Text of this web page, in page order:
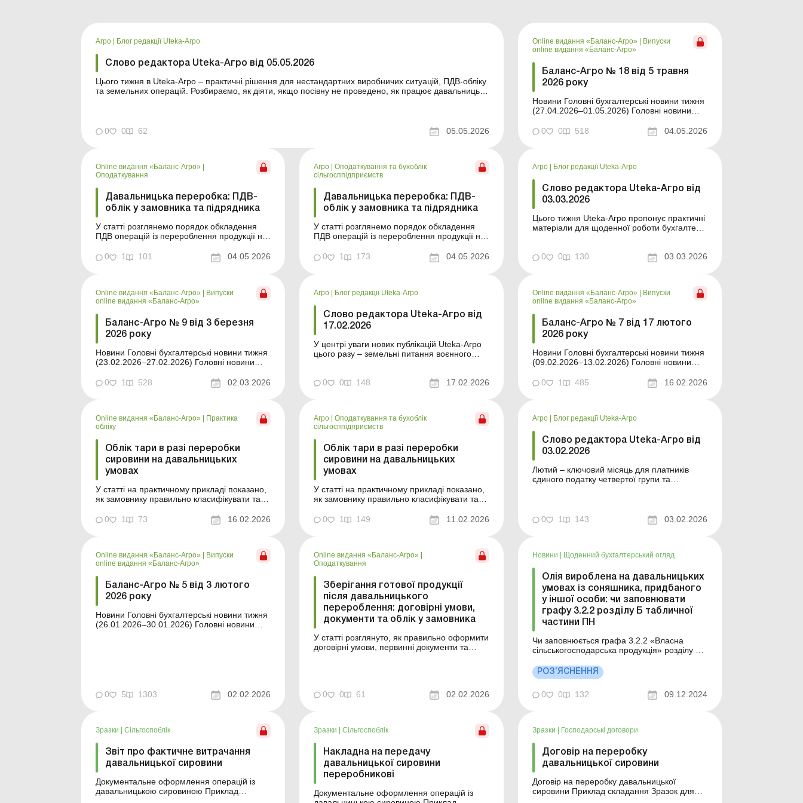
Агро Блог редакції Uteka-Агро
Слово редактора Uteka-Агро від 05.05.2026
Цього тижня в Uteka-Агро – практичні рішення для нестандартних виробничих ситуацій, ПДВ-обліку
та земельних операцій. Розбираємо, як діяти, якщо посівну не проведено, як працює давальницька
0 0 62 05.05.2026
Online видання «Баланс-Агро»
Випуски
online видання «Баланс-Агро»
Баланс-Агро № 18 від 5 травня
2026 року
Новини Головні бухгалтерські новини тижня
(27.04.2026–01.05.2026) Головні новини
оновлюється щодня Зміст номеру Земельні
0 0 518 04.05.2026
Online видання «Баланс-Агро»
Оподаткування
Давальницька переробка: ПДВ-
облік у замовника та підрядника
У статті розглянемо порядок обкладення
ПДВ операцій із перероблення продукції на
від 5 травня 2026 року Операції з
перероблення продукції на давальницьких
аграрному секторі. За давальниць...
0 1 101 04.05.2026
Агро
Оподаткування та бухоблік
сільгосппідприємств
Давальницька переробка: ПДВ-
облік у замовника та підрядника
У статті розглянемо порядок обкладення
ПДВ операцій із перероблення продукції на
перероблення продукції на давальницьких
умовах є одним із найпоширеніших
схемою замовник передає підряднику сир...
0 1 173 04.05.2026
Агро Блог редакції Uteka-Агро
Слово редактора Uteka-Агро від
03.03.2026
Цього тижня Uteka-Агро пропонує практичні
матеріали для щоденної роботи бухгалтера
підготовка до посівної–2026. Дорогі читачі!
0 0 130 03.03.2026
Online видання «Баланс-Агро» | Випуски
online видання «Баланс-Агро»
Баланс-Агро № 9 від 3 березня
2026 року
Новини Головні бухгалтерські новини тижня
(23.02.2026–27.02.2026) Головні новини
оновлюється щодня Зміст номеру Правова
0 1 528 02.03.2026
Агро | Блог редакції Uteka-Агро
Слово редактора Uteka-Агро від
17.02.2026
У центрі уваги нових публікацій Uteka-Агро
цього разу – земельні питання воєнного
з обліку втрат і основних засобів. Дорогі
0 0 148 17.02.2026
Online видання «Баланс-Агро» | Випуски
online видання «Баланс-Агро»
Баланс-Агро № 7 від 17 лютого
2026 року
Новини Головні бухгалтерські новини тижня
(09.02.2026–13.02.2026) Головні новини
оновлюється щодня Зміст номеру Земельні
0 1 485 16.02.2026
Online видання «Баланс-Агро» | Практика
обліку
Облік тари в разі переробки
сировини на давальницьких
умовах
У статті на практичному прикладі показано,
як замовнику правильно класифікувати тару
бухобліку. Баланс-Агро № 7 від 17 лютого
2026 року Договори на переробку
сировини, так і під...
0 1 73 16.02.2026
Агро | Оподаткування та бухоблік
сільгосппідприємств
Облік тари в разі переробки
сировини на давальницьких
умовах
У статті на практичному прикладі показано,
як замовнику правильно класифікувати тару
бухобліку. Договори на переробку
давальницької сировини передбачають
продукції. У статті...
0 1 149 11.02.2026
Агро | Блог редакції Uteka-Агро
Слово редактора Uteka-Агро від
03.02.2026
Лютий – ключовий місяць для платників
єдиного податку четвертої групи та
зобов’язання, подати декларації та
підготуватися до звітування з майнових
0 1 143 03.02.2026
Online видання «Баланс-Агро»
Випуски
online видання «Баланс-Агро»
Баланс-Агро № 5 від 3 лютого
2026 року
Новини Головні бухгалтерські новини тижня
(26.01.2026–30.01.2026) Головні новини
0
5 1303 02.02.2026
Online видання «Баланс-Агро»
Оподаткування
Зберігання готової продукції
після давальницького
перероблення: договірні умови,
документи та облік у замовника
У статті розглянуто, як правильно оформити
договірні умови, первинні документи та
перероблення готова продукція не завжди
0 0 61 02.02.2026
Новини Щоденний бухгалтерський огляд
Олія вироблена на давальницьких
умовах із соняшника, придбаного
у іншої особи: чи заповнювати
графу 3.2.2 розділу Б табличної
частини ПН
Чи заповнюється графа 3.2.2 «Власна
сільськогосподарська продукція» розділу Б
разі експорту олії, виробленої платником на
давальницьких умовах із соняшника,
придбаного ним у іншої особи? Так, графа
3.2.2 «Власна сільськогосподарська
РОЗ’ЯСНЕННЯ
0 0 132 09.12.2024
Зразки Сільгоспоблік
Звіт про фактичне витрачання
давальницької сировини
Документальне оформлення операцій із
давальницькою сировиною Приклад
Зразки Сільгоспоблік
Накладна на передачу
давальницької сировини
переробникові
Документальне оформлення операцій із
Зразки Господарські договори
Договір на переробку
давальницької сировини
Договір на переробку давальницької
сировини Приклад складання Зразок для